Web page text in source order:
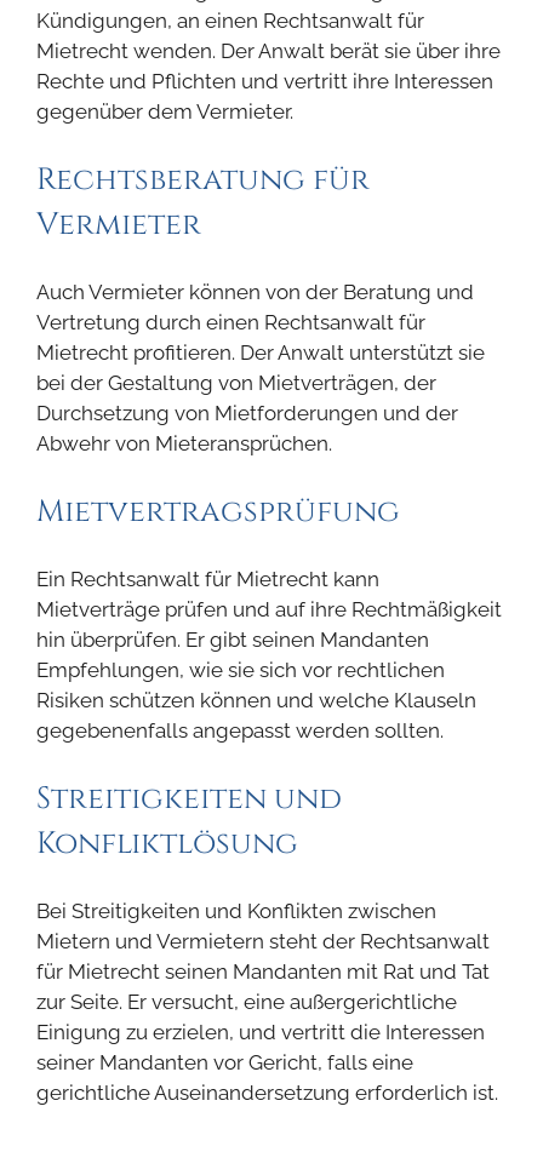
Kündigungen, an einen Rechtsanwalt für
Mietrecht wenden. Der Anwalt berät sie über ihre
Rechte und Pflichten und vertritt ihre Interessen
gegenüber dem Vermieter.
Rechtsberatung für
Vermieter
Auch Vermieter können von der Beratung und
Vertretung durch einen Rechtsanwalt für
Mietrecht profitieren. Der Anwalt unterstützt sie
bei der Gestaltung von Mietverträgen, der
Durchsetzung von Mietforderungen und der
Abwehr von Mieteransprüchen.
Mietvertragsprüfung
Ein Rechtsanwalt für Mietrecht kann
Mietverträge prüfen und auf ihre Rechtmäßigkeit
hin überprüfen. Er gibt seinen Mandanten
Empfehlungen, wie sie sich vor rechtlichen
Risiken schützen können und welche Klauseln
gegebenenfalls angepasst werden sollten.
Streitigkeiten und
Konfliktlösung
Bei Streitigkeiten und Konflikten zwischen
Mietern und Vermietern steht der Rechtsanwalt
für Mietrecht seinen Mandanten mit Rat und Tat
zur Seite. Er versucht, eine außergerichtliche
Einigung zu erzielen, und vertritt die Interessen
seiner Mandanten vor Gericht, falls eine
gerichtliche Auseinandersetzung erforderlich ist.